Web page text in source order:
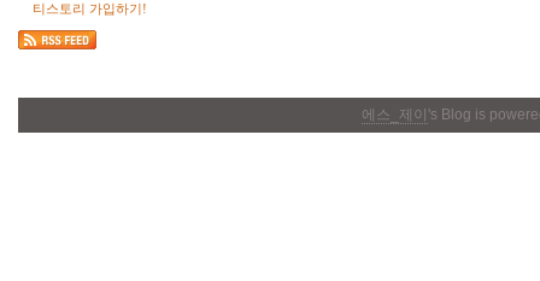
티스토리 가입하기!
에스_제이 's Blog is